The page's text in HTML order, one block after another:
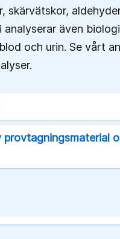
skärvätskor,
analyserar även
och urin. Se vårt
provtagningsmaterial